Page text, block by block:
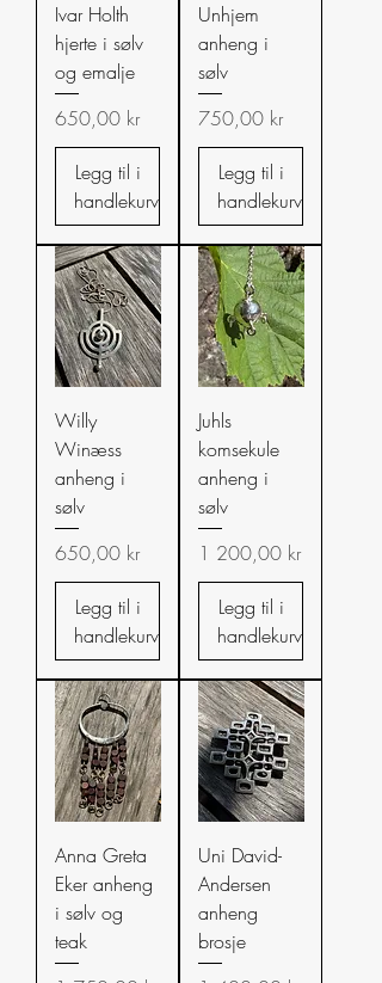
Ivar Holth
hjerte i sølv
og emalje
Pris
650,00 kr
Legg til i
handlekurv
Unhjem
anheng i
sølv
Pris
750,00 kr
Legg til i
handlekurv
Willy
Winæss
anheng i
sølv
Pris
650,00 kr
Legg til i
handlekurv
Juhls
komsekule
anheng i
sølv
Pris
1 200,00 kr
Legg til i
handlekurv
Anna Greta
Eker anheng
i sølv og
teak
Uni David-
Andersen
anheng
brosje